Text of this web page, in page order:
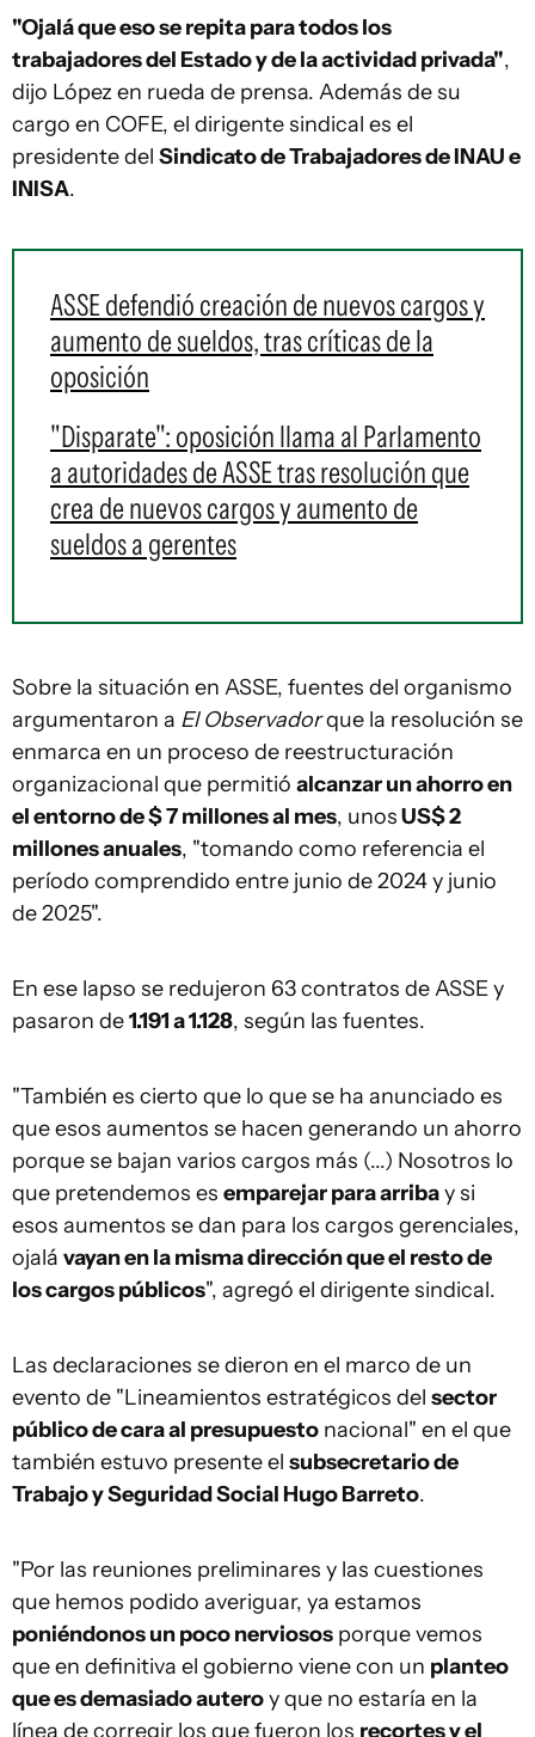
"Ojalá que eso se repita para todos los
trabajadores del Estado y de la actividad privada",
dijo López en rueda de prensa. Además de su
cargo en COFE, el dirigente sindical es el
presidente del Sindicato de Trabajadores de INAU e
INISA.
ASSE defendió creación de nuevos cargos y
aumento de sueldos, tras críticas de la
oposición
"Disparate": oposición llama al Parlamento
a autoridades de ASSE tras resolución que
crea de nuevos cargos y aumento de
sueldos a gerentes
Sobre la situación en ASSE, fuentes del organismo
argumentaron a El Observadorque la resolución se
enmarca en un proceso de reestructuración
organizacional que permitió alcanzar un ahorro en
el entorno de $ 7 millones al mes, unosUS$ 2
millones anuales, "tomando como referencia el
período comprendido entre junio de 2024 y junio
de 2025".
En ese lapso se redujeron 63 contratos de ASSE y
pasaron de1.191 a 1.128, según las fuentes.
"También es cierto que lo que se ha anunciado es
que esos aumentos se hacen generando un ahorro
porque se bajan varios cargos más (...) Nosotros lo
que pretendemos es emparejar para arribay si
esos aumentos se dan para los cargos gerenciales,
ojalá vayan en la misma dirección que el resto de
los cargos públicos", agregó el dirigente sindical.
Las declaraciones se dieron en el marco de un
evento de "Lineamientos estratégicos del sector
público de cara al presupuesto nacional" en el que
también estuvo presente el subsecretario de
Trabajo y Seguridad Social Hugo Barreto.
"Por las reuniones preliminares y las cuestiones
que hemos podido averiguar, ya estamos
poniéndonos un poco nerviosos porque vemos
que en definitiva el gobierno viene con un planteo
que es demasiado auteroy que no estaría en la
línea de corregir los que fueron los recortes y el